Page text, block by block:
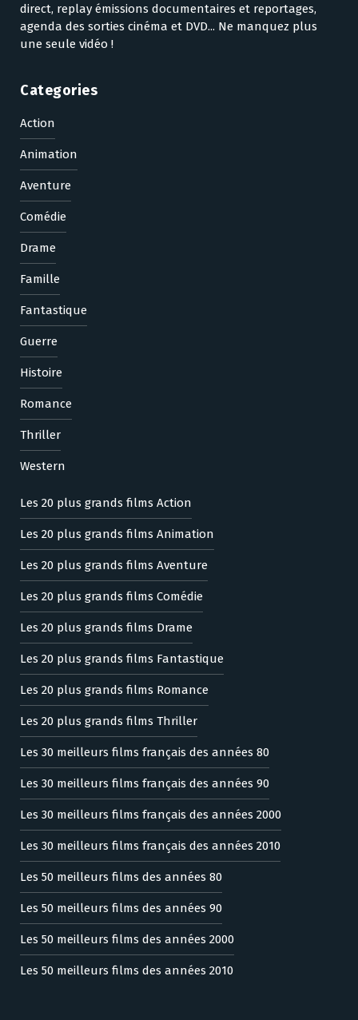
direct, replay émissions documentaires et reportages,
agenda des sorties cinéma et DVD... Ne manquez plus
une seule vidéo !
Categories
Action
Animation
Aventure
Comédie
Drame
Famille
Fantastique
Guerre
Histoire
Romance
Thriller
Western
Les 20 plus grands films Action
Les 20 plus grands films Animation
Les 20 plus grands films Aventure
Les 20 plus grands films Comédie
Les 20 plus grands films Drame
Les 20 plus grands films Fantastique
Les 20 plus grands films Romance
Les 20 plus grands films Thriller
Les 30 meilleurs films français des années 80
Les 30 meilleurs films français des années 90
Les 30 meilleurs films français des années 2000
Les 30 meilleurs films français des années 2010
Les 50 meilleurs films des années 80
Les 50 meilleurs films des années 90
Les 50 meilleurs films des années 2000
Les 50 meilleurs films des années 2010